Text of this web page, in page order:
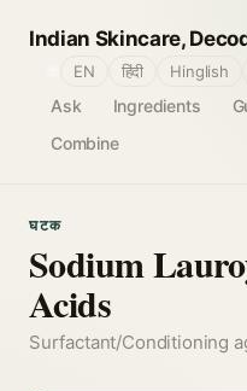
Indian Skincare,
Ask Ingredients
Combine
EN हिंदी Hinglish
घटक
Sodium
Acids
Surfactant/Conditioning